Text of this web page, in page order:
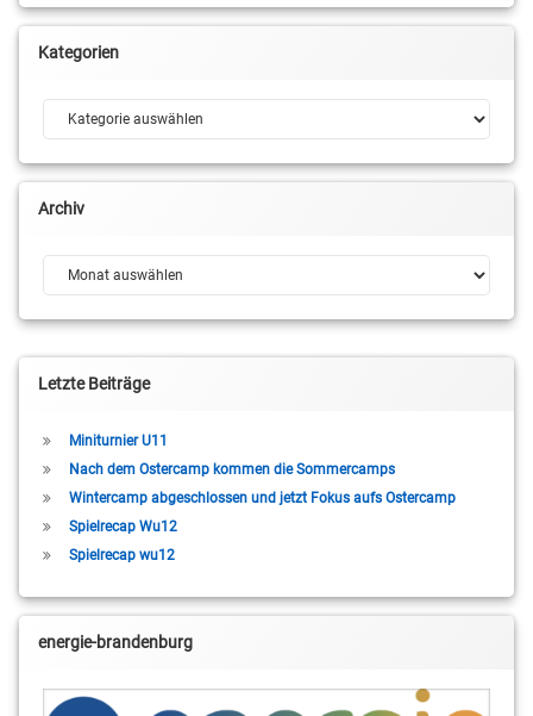
Kategorien
Kategorien
Archiv
Archiv
Letzte Beiträge
Miniturnier U11
Nach dem Ostercamp kommen die Sommercamps
Wintercamp abgeschlossen und jetzt Fokus aufs Ostercamp
Spielrecap Wu12
Spielrecap wu12
energie-brandenburg